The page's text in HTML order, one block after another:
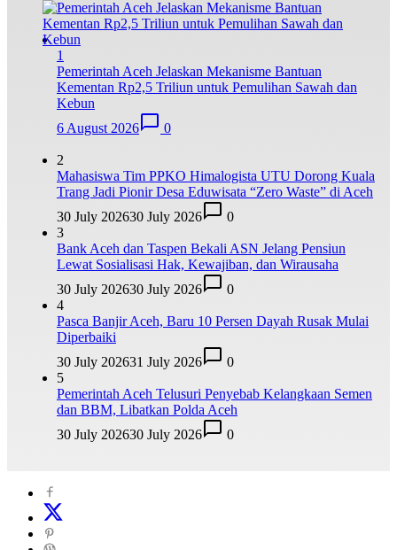
1
Pemerintah Aceh Jelaskan Mekanisme Bantuan
Kementan Rp2,5 Triliun untuk Pemulihan Sawah dan
Kebun
6 August 2026
0
2
Mahasiswa Tim PPKO Himalogista UTU Dorong Kuala
Trang Jadi Pionir Desa Eduwisata “Zero Waste” di Aceh
30 July 202630 July 2026
0
3
Bank Aceh dan Taspen Bekali ASN Jelang Pensiun
Lewat Sosialisasi Hak, Kewajiban, dan Wirausaha
30 July 202630 July 2026
0
4
Pasca Banjir Aceh, Baru 10 Persen Dayah Rusak Mulai
Diperbaiki
30 July 202631 July 2026
0
5
Pemerintah Aceh Telusuri Penyebab Kelangkaan Semen
dan BBM, Libatkan Polda Aceh
30 July 202630 July 2026 0